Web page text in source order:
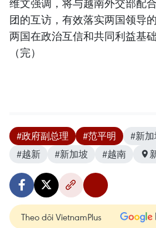
维文强调，将与越南外交部配
团的互访，有效落实两国领导
两国在政治互信和共同利益基
（完）
#政府副总理 #范平明
#新
#越新
#新加坡 #越南
Theo dõi VietnamPlus